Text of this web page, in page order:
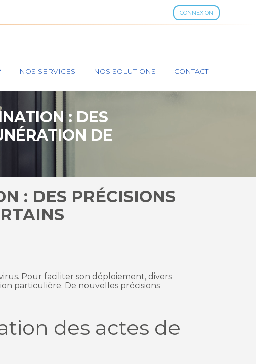
CONNEXION
NOS SERVICES NOS SOLUTIONS CONTACT
: DES
DE
: DES PRÉCISIONS
Pour faciliter son déploiement, divers
particulière. De nouvelles précisions
des actes de